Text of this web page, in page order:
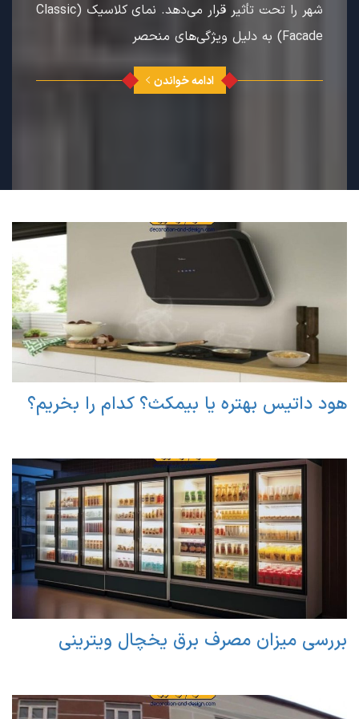
شهر را تحت تأثیر قرار می‌دهد. نمای کلاسیک (Classic
Facade) به دلیل ویژگی‌های منحصر
ادامه خواندن
هود داتیس بهتره یا بیمکث؟ کدام را بخریم؟
بررسی میزان مصرف برق یخچال ویترینی